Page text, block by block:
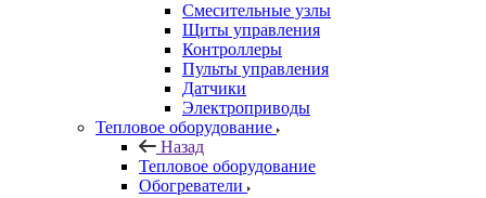
Смесительные узлы
Щиты управления
Контроллеры
Пульты управления
Датчики
Электроприводы
Тепловое оборудование
Назад
Тепловое оборудование
Обогреватели